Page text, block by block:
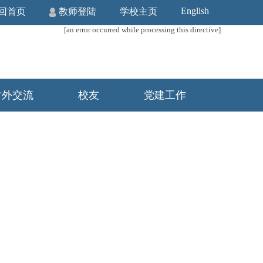
English
学校主页
教师登陆
首页
[an error occurred while processing this directive]
交流 校友 党建工作